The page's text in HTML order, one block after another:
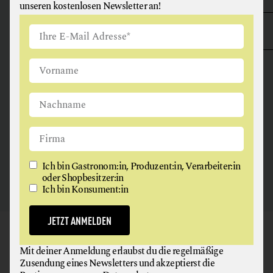
ANGUS & ARTHUR
FLEISCH + FLEISCHERZEUGNISSE
2326 Maria Lanzendorf
GAUMEN HOCH
NEWSLETTER
unseren kostenlosen Newsletter an!
Ich bin Gastronom:in, Produzent:in, Verarbeiter:in
oder Shopbesitzer:in
Ich bin Konsument:in
JETZT ANMELDEN
Mit deiner Anmeldung erlaubst du die regelmäßige
Zusendung eines Newsletters und akzeptierst die